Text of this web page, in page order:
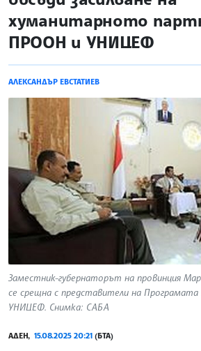
хуманитарното
ПРООН и УНИЦЕФ
АЛЕКСАНДЪР ЕВСТАТИЕВ
Заместник-губернаторът на провинция
се срещна с представители на
УНИЦЕФ. Снимка: САБА
АДЕН, 15.08.2025 20:21 (БТА)